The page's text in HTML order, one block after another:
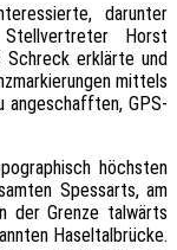
darunter
Stellvertreter Horst
Schreck erklärte und
mittels
angeschafften, GPS-
höchsten
Spessarts, am
der Grenze talwärts
Haseltalbrücke.